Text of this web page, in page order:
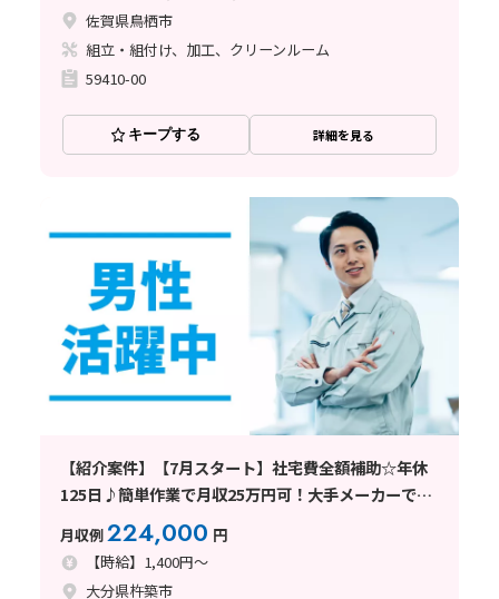
佐賀県鳥栖市
組立・組付け、加工、クリーンルーム
59410-00
キープする 詳細を見る
【紹介案件】【7月スタート】社宅費全額補助☆年休
125日♪簡単作業で月収25万円可！大手メーカーで機
械操作◎
月収例224,000 円
【時給】1,400円～
大分県杵築市